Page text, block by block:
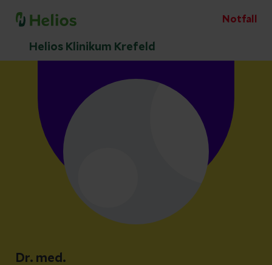
Notfall
Helios Klinikum Krefeld
Dr. med.